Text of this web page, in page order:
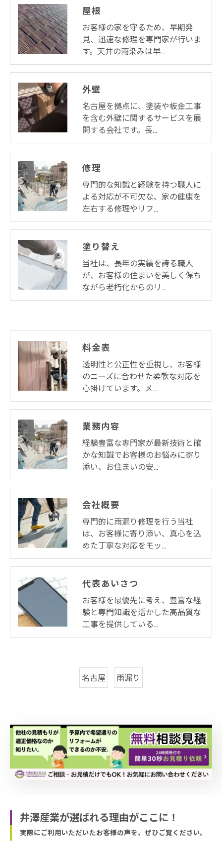
屋根
お客様の家を守るため、早期発
見、迅速な修理を専門家が行いま
す。天井の雨染みは早…
外壁
名古屋を拠点に、塗装や板金工事
を含む外壁に関するサービスを展
開する会社です。長…
修理
専門的な知識と経験を持つ職人に
よる対応が不可欠な、家の健康を
左右する修理やリフ…
塗り替え
当社は、長年の実績を誇る職人
が、お客様の住まいを美しく保ち
ながら老朽化からのリ…
料金表
透明性と公正性を重視し、お客様
のニーズに合わせた柔軟な対応を
心掛けています。メ…
業務内容
経験豊富な専門家が最新技術と確
かな知識でお客様のお悩みに寄り
添い、お住まいの安…
会社概要
専門的に雨漏り修理を行う当社
は、お客様に寄り添い、真心を込
めた丁寧な対応をモッ…
代表あいさつ
お客様を最優先に考え、豊富な経
験と専門知識を活かした高品質な
工事を提供している…
名古屋 雨漏り
井澤産業が選ばれる理由がここに！
実際にご利用いただいたお客様の声を、ぜひご覧ください。